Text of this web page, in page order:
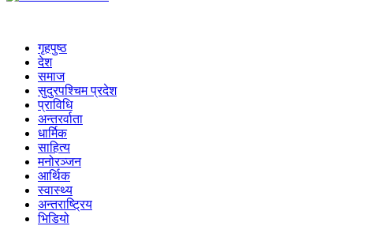
गृहपुष्ठ
देश
समाज
सुदुरपश्चिम प्रदेश
प्राविधि
अन्तरर्वाता
धार्मिक
साहित्य
मनोरञ्जन
आर्थिक
स्वास्थ्य
अन्तराष्ट्रिय
भिडियो